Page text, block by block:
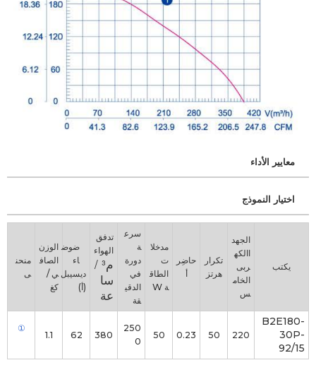
معايير الأداء
اختيار النموذج
يكتب
الجهد
االكه
ربى
الخام
س
تكرار
هرتز
حاضِر
أ
مدخلا
ت
الطاق
ة W
سرع
ة
دورة
في
الدقي
قة
تدفق
الهواء
م³ /
سا
عة
ضوض
اء
ديسيبل
(أ)
الوزن
الصاف
ي /
كغ
منحن
ى
B2E180-
30P-
92/15
220
50
0.23
50
250
0
380
62
1.1
①